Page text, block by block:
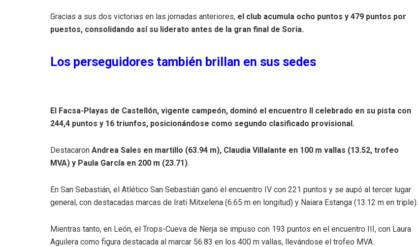
Gracias a sus dos victorias en las jornadas anteriores, el club acumula ocho puntos y 479 puntos por
puestos, consolidando así su liderato antes de la gran final de Soria.
Los perseguidores también brillan en sus sedes
El Facsa-Playas de Castellón, vigente campeón, dominó el encuentro II celebrado en su pista con
244,4 puntos y 16 triunfos, posicionándose como segundo clasificado provisional.
Destacaron Andrea Sales en martillo (63.94 m), Claudia Villalante en 100 m vallas (13.52, trofeo
MVA) y Paula García en 200 m (23.71).
En San Sebastián, el Atlético San Sebastián ganó el encuentro IV con 221 puntos y se aupó al tercer lugar
general, con destacadas marcas de Irati Mitxelena (6.65 m en longitud) y Naiara Estanga (13.12 m en triple).
Mientras tanto, en León, el Trops-Cueva de Nerja se impuso con 193 puntos en el encuentro III, con Laura
Aguilera como figura destacada al marcar 56.83 en los 400 m vallas, llevándose el trofeo MVA.